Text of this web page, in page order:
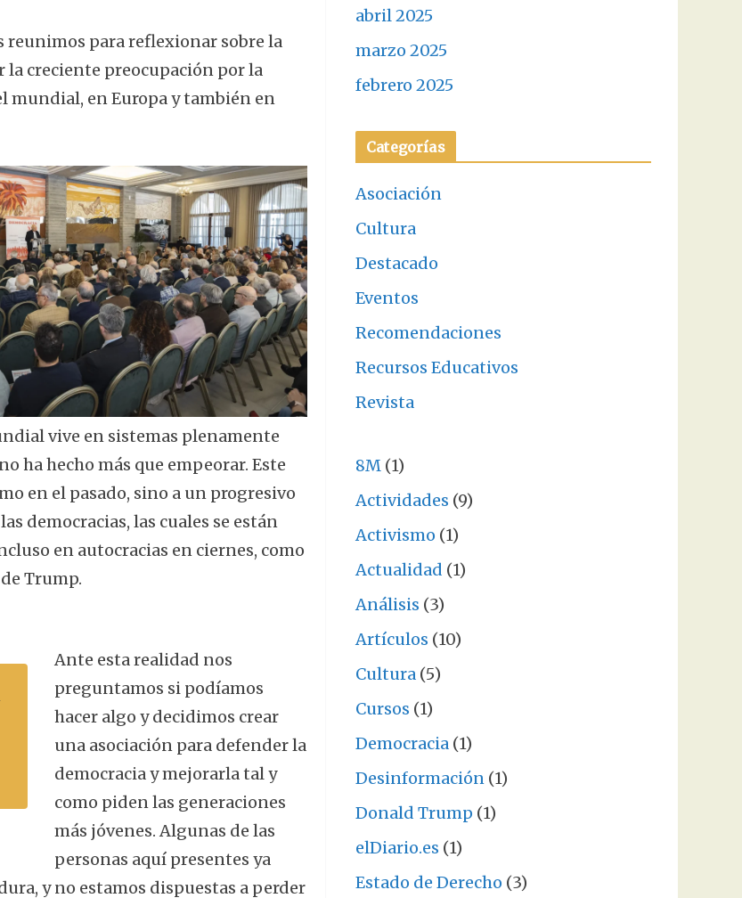
reunimos para reflexionar sobre la
la creciente preocupación por la
mundial, en Europa y también en
vive en sistemas plenamente
ha hecho más que empeorar. Este
en el pasado, sino a un progresivo
democracias, las cuales se están
en autocracias en ciernes, como
Trump.
Ante esta realidad nos
preguntamos si podíamos
hacer algo y decidimos crear
una asociación para defender la
democracia y mejorarla tal y
como piden las generaciones
más jóvenes. Algunas de las
personas aquí presentes ya
y no estamos dispuestas a perder
abril 2025
marzo 2025
febrero 2025
Categorías
Asociación
Cultura
Destacado
Eventos
Recomendaciones
Recursos Educativos
Revista
8M (1)
Actividades (9)
Activismo (1)
Actualidad (1)
Análisis (3)
Artículos (10)
Cultura (5)
Cursos (1)
Democracia (1)
Desinformación (1)
Donald Trump (1)
elDiario.es (1)
Estado de Derecho (3)